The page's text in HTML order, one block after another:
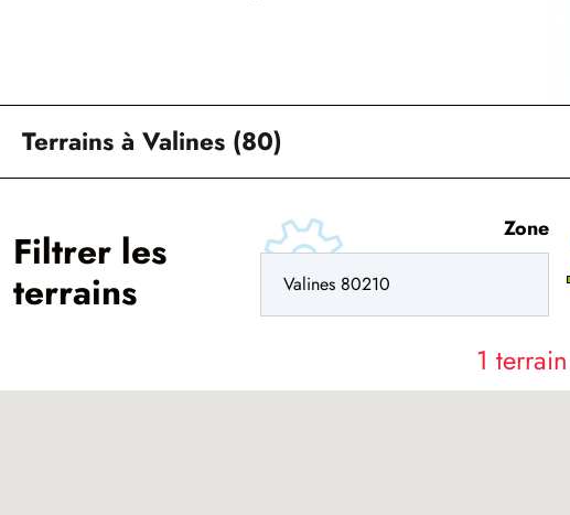
Terrains à Valines (80)
Filtrer les
terrains
Zone
1 terrain